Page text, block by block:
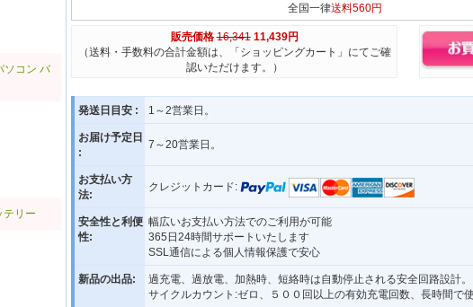
ソコン バ
テリー
全国一律送料560円
販売価格 16,341 11,439円
（送料・手数料の合計金額は、「ショッピングカート」にてご確
認いただけます。）
発送日目安 : 1～2営業日。
お届け予定日
:
7～20営業日。
お支払い方
法:
クレジットカード:
安全性と利便
性:
幅広いお支払い方法でのご利用が可能
365日24時間サポートいたします
SSL通信による個人情報保護で安心
新品の出品:
過充電、過放電、加熱時、短絡時は自動停止される安全回路設計。
サイクルカウント:ゼロ、５００回以上の有効充電回数、長時間で使